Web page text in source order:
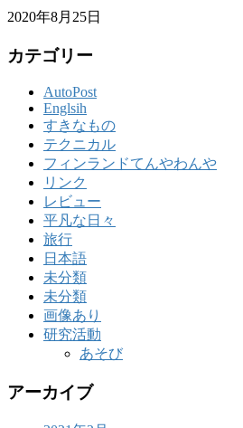
2020年8月25日
カテゴリー
AutoPost
Englsih
すきなもの
テクニカル
フィンランドてんやわんや
リンク
レビュー
平凡な日々
旅行
日本語
未分類
未分類
画像あり
研究活動
あそび
アーカイブ